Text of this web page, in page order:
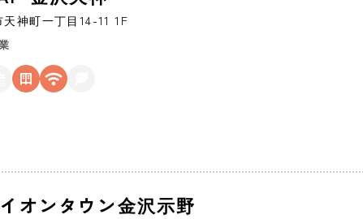
天神町一丁目14-11 1F
オンタウン金沢示野